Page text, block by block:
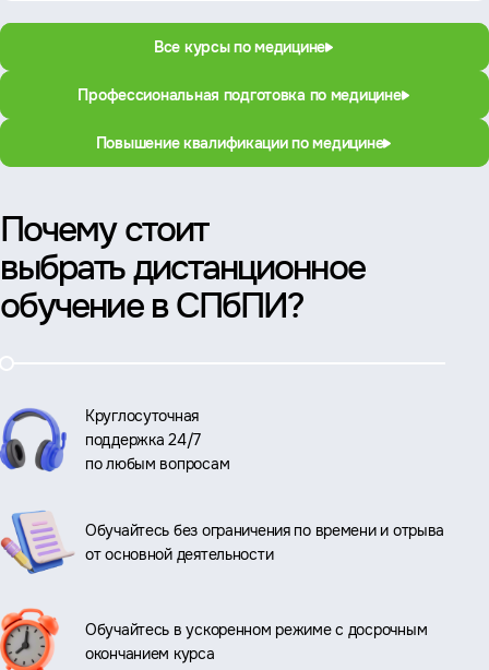
Все курсы по медицине
Профессиональная подготовка по медицине
Повышение квалификации по медицине
Почему стоит
выбрать дистанционное
обучение в СПбПИ?
Круглосуточная
поддержка 24/7
по любым вопросам
Обучайтесь без ограничения по времени и отрыва
от основной деятельности
Обучайтесь в ускоренном режиме с досрочным
окончанием курса